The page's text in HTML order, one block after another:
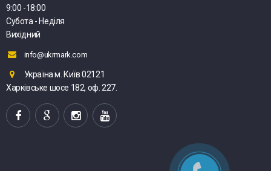
9:00 -18:00
Субота - Неділя
Вихідний
info@ukrmark.com
Україна м. Київ 02121
Харківське шосе 182, оф. 227.